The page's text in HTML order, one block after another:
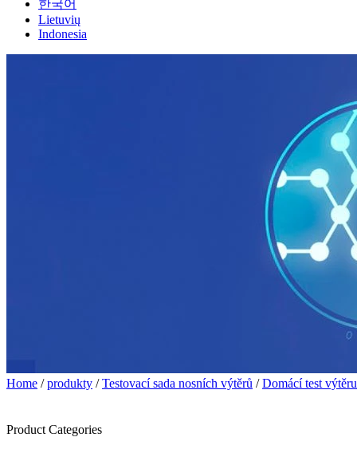
한국어
Lietuvių
Indonesia
Home /produkty /Testovací sada nosních výtěrů /Domácí test výtěru
Product Categories